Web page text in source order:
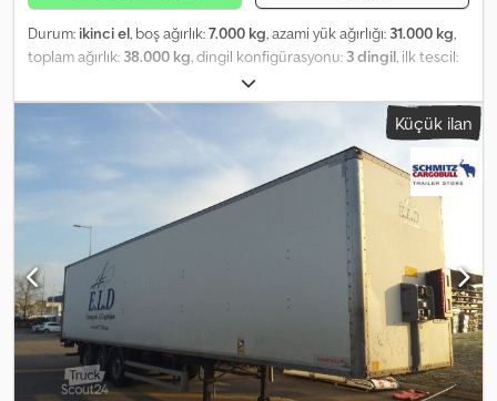
Durum: ikinci el, boş ağırlık:7.000 kg, azami yük ağırlığı: 31.000 kg,
toplam ağırlık: 38.000 kg , dingil konfigürasyonu: 3 dingil , ilk tescil:
, bir sonraki muayene (TÜV):
lastik boyutu:385/65 R22,5, renk:beyaz, Üretim yılı:2017,
, Boş ağırlık: 7000 kg, İzin
verilen toplam ağırlık: 38000 kg, Lastik boyutu: 385/65 R22.5, 1. aks: ,
2. aks: , 3. aks: , Havalı süspansiyon, Çarpışmayı önleyici sistem,
Elektronik frenleme sistemi (EBS), Yangın söndürücü yuvası,
Kaldırılabilir kapı, Aks kilometre sayacı, 1x15 ve 2x7 pinli bağlantı fişi,
1. aks fren disklerinin kalınlığı: 44 mm, balata aşınma oranı: %20, 2.
aks fren disklerinin kalınlığı: 41 mm, balata aşınma oranı: %, 3. aks
fren disklerinin kalınlığı: 41 mm, balata aşınma oranı: %20, Muayene
geçerlilik tarihi: 07/2025. Mevcut tüm araçlarımızın genel
görünümünü web sitemizde bulabilirsiniz. Finansmana ihtiyacınız
var mı? Size özel finansman seçenekleri, tam kapsamlı servis veya
telematik hizmetleri sunuyoruz. Size kişisel olarak danışmanlık
Küçük ilan